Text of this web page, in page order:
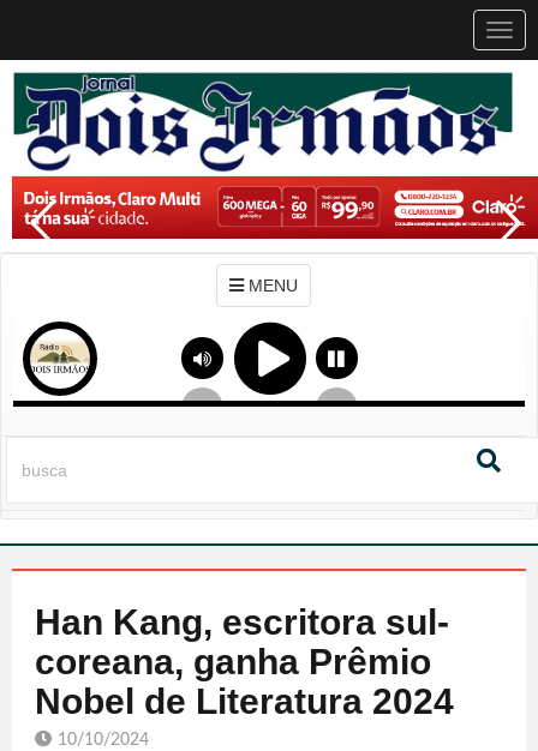
MENU
Han Kang, escritora sul-
coreana, ganha Prêmio
Nobel de Literatura 2024
10/10/2024